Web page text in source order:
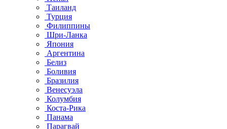
Таиланд
Турция
Филиппины
Шри-Ланка
Япония
Аргентина
Белиз
Боливия
Бразилия
Венесуэла
Колумбия
Коста-Рика
Панама
Парагвай